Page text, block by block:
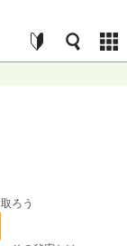
ろう